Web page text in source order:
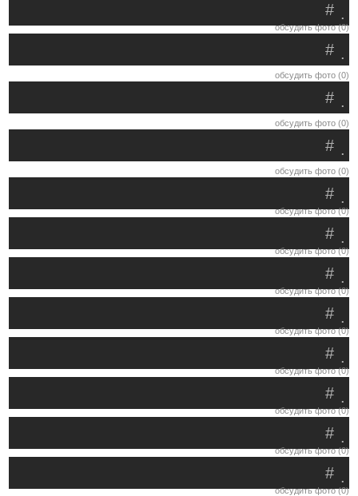
.
#
обсудить фото (0)
.
#
обсудить фото (0)
.
#
обсудить фото (0)
.
#
обсудить фото (0)
.
#
обсудить фото (0)
.
#
обсудить фото (0)
.
#
обсудить фото (0)
.
#
обсудить фото (0)
.
#
обсудить фото (0)
.
#
обсудить фото (0)
.
#
обсудить фото (0)
.
#
обсудить фото (0)